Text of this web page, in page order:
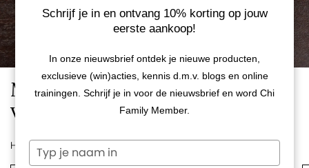
Mix etherische oliën -
Verfrissing
Home Etherische oliën
Schrijf je in en ontvang 10% korting op jouw
eerste aankoop!
In onze nieuwsbrief ontdek je nieuwe producten,
exclusieve (win)acties, kennis d.m.v. blogs en online
trainingen. Schrijf je in voor de nieuwsbrief en word Chi
Family Member.
Typ
je